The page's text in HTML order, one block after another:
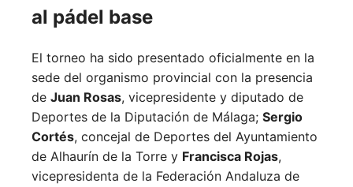
al pádel base
El torneo ha sido presentado oficialmente en la
sede del organismo provincial con la presencia
de Juan Rosas, vicepresidente y diputado de
Deportes de la Diputación de Málaga; Sergio
Cortés, concejal de Deportes del Ayuntamiento
de Alhaurín de la Torre y Francisca Rojas,
vicepresidenta de la Federación Andaluza de